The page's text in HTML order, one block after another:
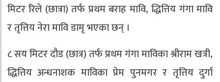
मिटर रिले (छात्रा) तर्फ प्रथम बराह मावि, द्धित्तिय गंगा मावि
र तृत्तिय नेरा मावि डामृ भएका छन् ।
८ सय मिटर दौड (छात्र) तर्फ प्रथम गंगा माविका श्रीराम खत्री,
द्धित्तिय अन्धनाशक माविका प्रेम पुनमगर र तृत्तिय दुर्गा